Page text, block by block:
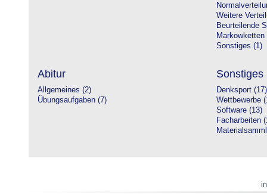
Weitere
Beurteilende
Markowketten
Sonstiges (1)
Abitur
Allgemeines (2)
Übungsaufgaben (7)
Sonstiges
Denksport (17)
Wettbewerbe
Software (13)
Facharbeiten